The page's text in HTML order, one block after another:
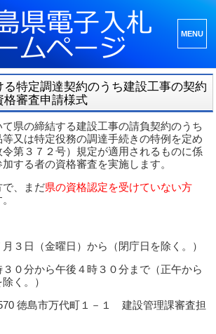
ーとウ
ィジェ
ット
る特定調達契約のうち建設工事の契約
格審査申請様式
県の締結する建設工事の請負契約のうち
又は特定役務の調達手続きの特例を定め
第３７２号）規定が適用されるものに係
する者の資格審査を実施します。
、まだ県の資格認定を受けていない方
３日（金曜日）から（閉庁日を除く。）
０分から午後４時３０分まで（正午から
除く。）
徳島市万代町１－１ 建設管理課審査担